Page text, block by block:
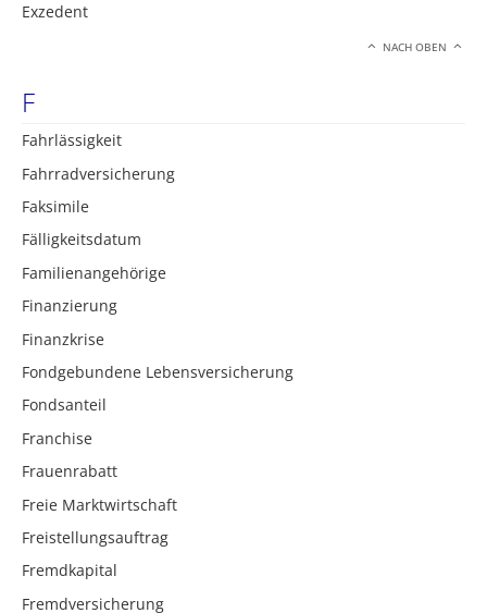
Exzedent
NACH OBEN
F
Fahrlässigkeit
Fahrradversicherung
Faksimile
Fälligkeitsdatum
Familienangehörige
Finanzierung
Finanzkrise
Fondgebundene Lebensversicherung
Fondsanteil
Franchise
Frauenrabatt
Freie Marktwirtschaft
Freistellungsauftrag
Fremdkapital
Fremdversicherung